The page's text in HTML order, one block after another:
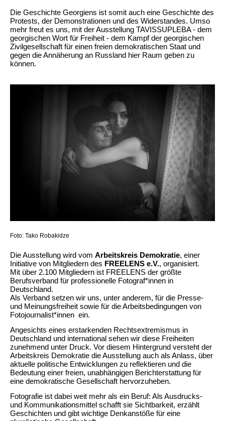
Die Geschichte Georgiens ist somit auch eine Geschichte des
Protests, der Demonstrationen und des Widerstandes. Umso
mehr freut es uns, mit der Ausstellung TAVISSUPLEBA - dem
georgischen Wort für Freiheit - dem Kampf der georgischen
Zivilgesellschaft für einen freien demokratischen Staat und
gegen die Annäherung an Russland hier Raum geben zu
können.
Foto: Tako Robakidze
Die Ausstellung wird vom Arbeitskreis Demokratie, einer
Initiative von Mitgliedern des FREELENS e.V., organisiert.
Mit über 2.100 Mitgliedern ist FREELENS der größte
Berufsverband für professionelle Fotograf*innen in
Deutschland.
Als Verband setzen wir uns, unter anderem, für die Presse-
und Meinungsfreiheit sowie für die Arbeitsbedingungen von
Fotojournalist*innen ein.
Angesichts eines erstarkenden Rechtsextremismus in
Deutschland und international sehen wir diese Freiheiten
zunehmend unter Druck. Vor diesem Hintergrund versteht der
Arbeitskreis Demokratie die Ausstellung auch als Anlass, über
aktuelle politische Entwicklungen zu reflektieren und die
Bedeutung einer freien, unabhängigen Berichterstattung für
eine demokratische Gesellschaft hervorzuheben.
Fotografie ist dabei weit mehr als ein Beruf: Als Ausdrucks-
und Kommunikationsmittel schafft sie Sichtbarkeit, erzählt
Geschichten und gibt wichtige Denkanstöße für eine